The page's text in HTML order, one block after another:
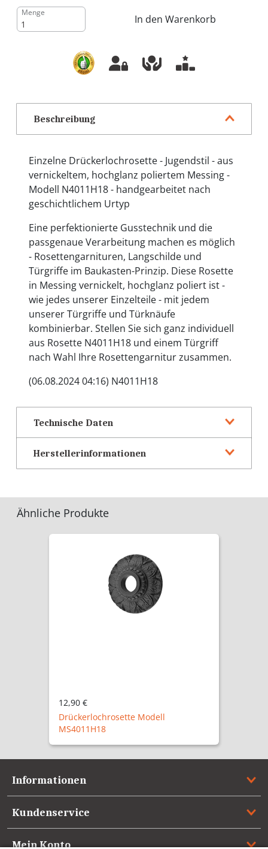
Menge
In den Warenkorb
Beschreibung
Einzelne Drückerlochrosette - Jugendstil - aus
vernickeltem, hochglanz poliertem Messing -
Modell N4011H18 - handgearbeitet nach
geschichtlichem Urtyp
Eine perfektionierte Gusstechnik und die
passgenaue Verarbeitung machen es möglich
- Rosettengarnituren, Langschilde und
Türgriffe im Baukasten-Prinzip. Diese Rosette
in Messing vernickelt, hochglanz poliert ist -
wie jedes unserer Einzelteile - mit jedem
unserer Türgriffe und Türknäufe
kombinierbar. Stellen Sie sich ganz individuell
aus Rosette N4011H18 und einem Türgriff
nach Wahl Ihre Rosettengarnitur zusammen.
(06.08.2024 04:16) N4011H18
Technische Daten
Herstellerinformationen
Ähnliche Produkte
12,90 €
Drückerlochrosette Modell
MS4011H18
Informationen
Kundenservice
Mein Konto